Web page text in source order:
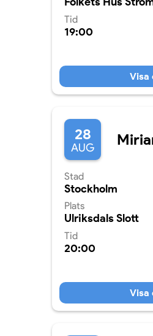
Tid
19:00
Visa
28
AUG
Stad
Stockholm
Plats
Ulriksdals Slott
Tid
20:00
Visa